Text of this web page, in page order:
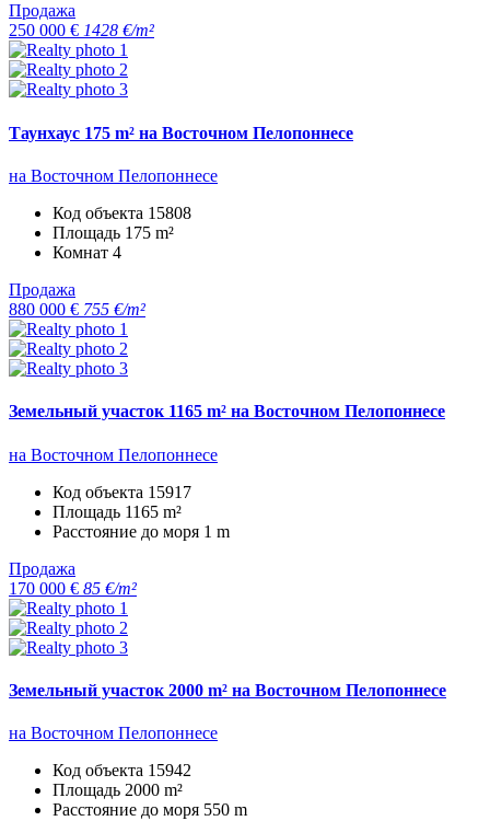
Продажа
250 000 € 1428 €/m²
Таунхаус 175 m² на Восточном Пелопоннесе
на Восточном Пелопоннесе
Код объекта 15808
Площадь 175 m²
Комнат 4
Продажа
880 000 € 755 €/m²
Земельный участок 1165 m² на Восточном Пелопоннесе
на Восточном Пелопоннесе
Код объекта 15917
Площадь 1165 m²
Расстояние до моря 1 m
Продажа
170 000 € 85 €/m²
Земельный участок 2000 m² на Восточном Пелопоннесе
на Восточном Пелопоннесе
Код объекта 15942
Площадь 2000 m²
Расстояние до моря 550 m